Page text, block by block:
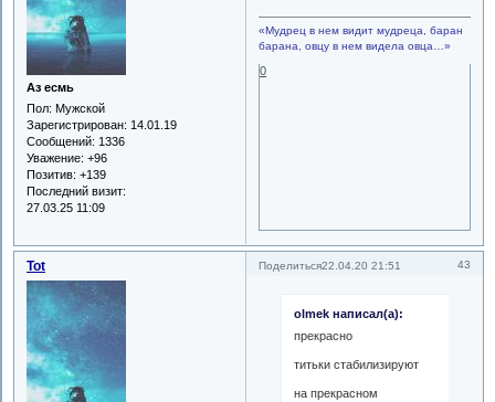
Аз есмь
Пол: Мужской
Зарегистрирован: 14.01.19
Сообщений: 1336
Уважение: +96
Позитив: +139
Последний визит:
27.03.25 11:09
«Мудрец в нем видит мудреца, баран
барана, овцу в нем видела овца…»
0
Поделиться 43
22.04.20 21:51
Tot
olmek написал(а):
прекрасно
титьки стабилизируют
на прекрасном